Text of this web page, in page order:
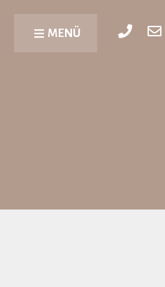
MENÜ